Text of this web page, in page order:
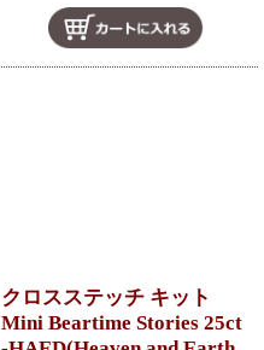
クロスステッチ キット
Mini Beartime Stories 25ct